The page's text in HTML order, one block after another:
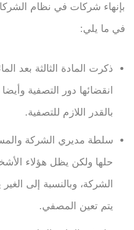
بإنهاء شركات في نظام
في ما يلي:
ذكرت المادة الثالثة بعد
انقضائها دور التصفية
بالقدر اللازم للتصفية.
سلطة مديري الشركة
حلها ولكن يظل هؤلاء
الشركة، وبالنسبة إلى
يتم تعين المصفي.